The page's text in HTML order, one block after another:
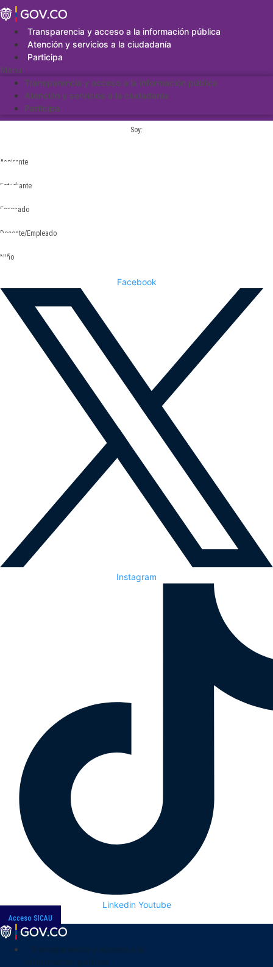
Saltar
al
contenidoTransparencia y acceso a la información pública
Atención y servicios a la ciudadanía
Participa
Menu
Transparencia y acceso a la información pública
Atención y servicios a la ciudadanía
Participa
Soy:
Aspirante
Estudiante
Egresado
Docente/Empleado
Niño
Facebook
Instagram
Linkedin Youtube
Acceso SICAU